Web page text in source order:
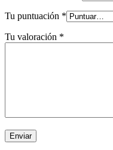
Tu puntuación *
Tu valoración *